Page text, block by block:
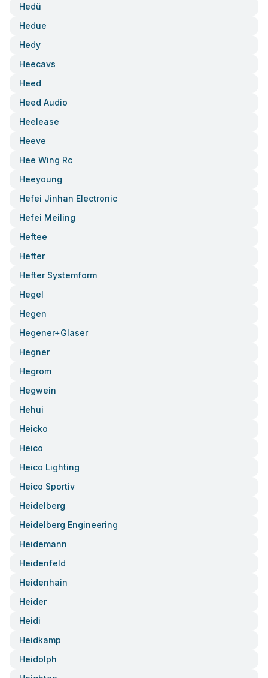
Hedü
Hedue
Hedy
Heecavs
Heed
Heed Audio
Heelease
Heeve
Hee Wing Rc
Heeyoung
Hefei Jinhan Electronic
Hefei Meiling
Heftee
Hefter
Hefter Systemform
Hegel
Hegen
Hegener+glaser
Hegner
Hegrom
Hegwein
Hehui
Heicko
Heico
Heico Lighting
Heico Sportiv
Heidelberg
Heidelberg Engineering
Heidemann
Heidenfeld
Heidenhain
Heider
Heidi
Heidkamp
Heidolph